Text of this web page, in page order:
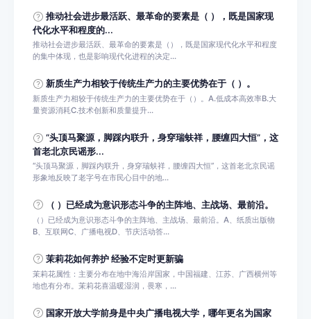
推动社会进步最活跃、最革命的要素是（ ），既是国家现
代化水平和程度的...
推动社会进步最活跃、最革命的要素是（），既是国家现代化水平和程度
的集中体现，也是影响现代化进程的决定...
新质生产力相较于传统生产力的主要优势在于（ ）。
新质生产力相较于传统生产力的主要优势在于（）。A.低成本高效率B.大
量资源消耗C.技术创新和质量提升...
“头顶马聚源，脚踩内联升，身穿瑞蚨祥，腰缠四大恒”，这
首老北京民谣形...
“头顶马聚源，脚踩内联升，身穿瑞蚨祥，腰缠四大恒”，这首老北京民谣
形象地反映了老字号在市民心目中的地...
（ ）已经成为意识形态斗争的主阵地、主战场、最前沿。
（）已经成为意识形态斗争的主阵地、主战场、最前沿。A、纸质出版物
B、互联网C、广播电视D、节庆活动答...
茉莉花如何养护 经验不定时更新骗
茉莉花属性：主要分布在地中海沿岸国家，中国福建、江苏、广西横州等
地也有分布。茉莉花喜温暖湿润，畏寒，...
国家开放大学前身是中央广播电视大学，哪年更名为国家